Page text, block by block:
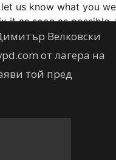
Велковски
от лагера на
той пред